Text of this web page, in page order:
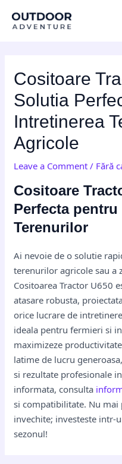
Cositoare
Solutia
Intretinerea
Agricole
Leave a Comment / Fără
Cositoare
Perfecta
Terenurilor
Ai nevoie de o solutie
terenurilor agricole sau a
Cositoarea Tractor U650
atasare robusta,
orice lucrare de
ideala pentru fermieri si
maximizeze
latime de lucru
si rezultate profesionale
informata, consulta
si compatibilitate. Nu
invechite; investeste intr-
sezonul!
navigation